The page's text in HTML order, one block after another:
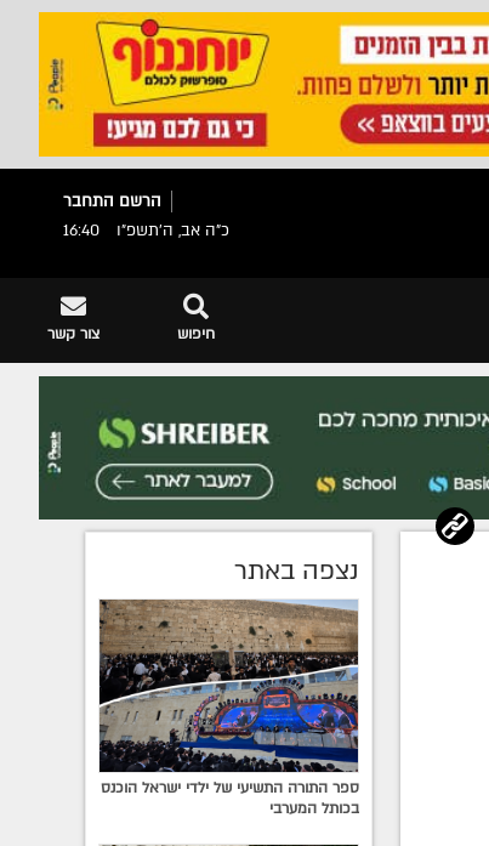
הרשם התחבר
כ"ה אב, ה׳תשפ״ו
16:40
צור קשר חיפוש
נצפה באתר
ספר התורה התשיעי של ילדי ישראל הוכנס
בכותל המערבי